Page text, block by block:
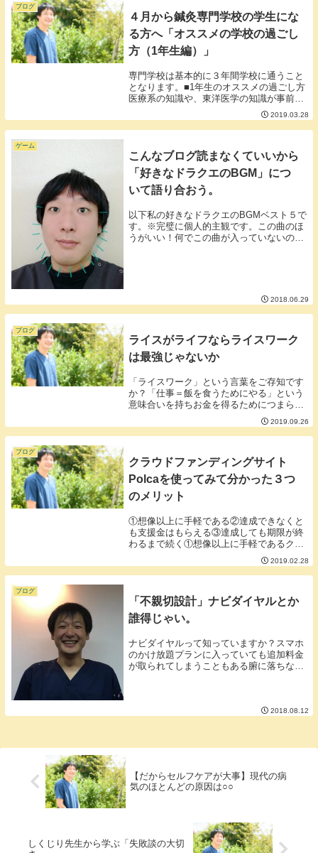
ブログ
４月から鍼灸専門学校の学生にな
る方へ「オススメの学校の過ごし
方（1年生編）」
専門学校は基本的に３年間学校に通うこと
となります。■1年生のオススメの過ごし方
医療系の知識や、東洋医学の知識が事前に
ある方は別かもしれませんがとにかく、や
たら面倒な言葉が授業で飛び交います。
「外旋、外転、外反」「本虚標実、半表半
2019.03.28
ゲーム
こんなブログ読まなくていいから
「好きなドラクエのBGM」につ
いて語り合おう。
以下私の好きなドラクエのBGMベスト５で
す。※完璧に個人的主観です。この曲のほ
うがいい！何でこの曲が入っていないの？
2018.06.29
ブログ
ライスがライフならライスワーク
は最強じゃないか
「ライスワーク」という言葉をご存知です
か？「仕事＝飯を食うためにやる」という
意味合いを持ちお金を得るためにつまらな
い仕事をしているといった感じにしばしば
侮辱的に使われる言葉です。反対に「仕事
＝生きがい」として楽しんでいる働き方の
2019.09.26
ブログ
クラウドファンディングサイト
Polcaを使ってみて分かった３つ
のメリット
①想像以上に手軽である②達成できなくと
も支援金はもらえる③達成しても期限が終
わるまで続く①想像以上に手軽であるクレ
ジットカードとSNSのIDがあれば始めるこ
とが出来ます。（支援金受け取りの際には
本人確認書類の画像が必要ですが）また、
2019.02.28
ブログ
「不親切設計」ナビダイヤルとか
誰得じゃい。
ナビダイヤルって知っていますか？スマホ
のかけ放題プランに入っていても追加料金
が取られてしまうこともある腑に落ちない
2018.08.12
【だからセルフケアが大事】現代の病
気のほとんどの原因は○○
しくじり先生から学ぶ「失敗談の大切